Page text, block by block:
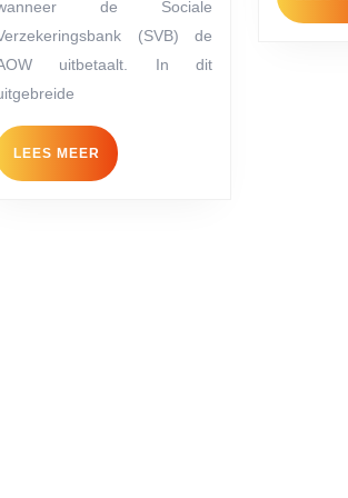
AOW
uitbetaald
2026?
de Sociale
(SVB) de
uitbetaalt. In dit
LEES MEER LEES
MEER